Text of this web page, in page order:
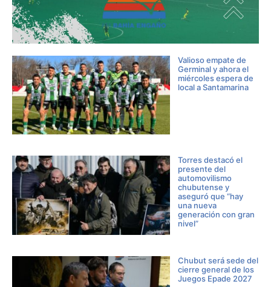
Valioso empate de
Germinal y ahora el
miércoles espera de
local a Santamarina
Torres destacó el
presente del
automovilismo
chubutense y
aseguró que “hay
una nueva
generación con gran
nivel”
Chubut será sede del
cierre general de los
Juegos Epade 2027